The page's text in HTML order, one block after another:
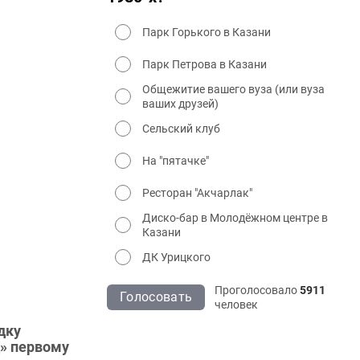
первому
Парк Горького в Казани
Парк Петрова в Казани
Общежитие вашего вуза (или вуза
ваших друзей)
Сельский клуб
На "пятачке"
Ресторан "Акчарлак"
Диско-бар в Молодёжном центре в
Казани
ДК Урицкого
Голосовать Проголосовало5911
человек